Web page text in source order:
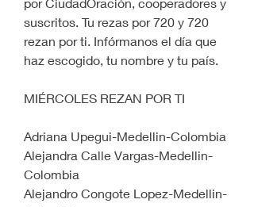
suscritos. Tu rezas por 720 y 720
rezan por ti. Infórmanos el día que
haz escogido, tu nombre y tu país.
MIÉRCOLES REZAN POR TI
Adriana Upegui-Medellin-Colombia
Alejandra Calle Vargas-Medellin-
Colombia
Alejandro Congote Lopez-Medellin-